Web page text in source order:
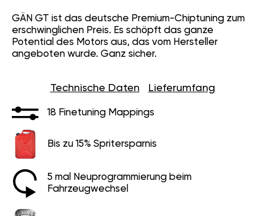
GÄN GT ist das deutsche Premium-Chiptuning zum
erschwinglichen Preis. Es schöpft das ganze
Potential des Motors aus, das vom Hersteller
angeboten wurde. Ganz sicher.
Technische Daten Lieferumfang
18 Finetuning Mappings
Bis zu 15% Spritersparnis
5 mal Neuprogrammierung beim
Fahrzeugwechsel